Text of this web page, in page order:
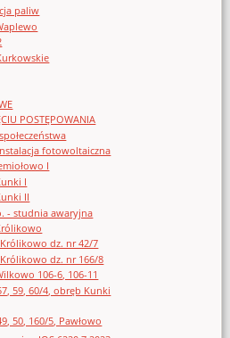
paliw
POSTĘPOWANIA
fotowoltaiczna
I
I
II
- studnia awaryjna
dz. nr 42/7
dz. nr 166/8
106-6, 106-11
59, 60/4, obręb Kunki
50, 160/5, Pawłowo